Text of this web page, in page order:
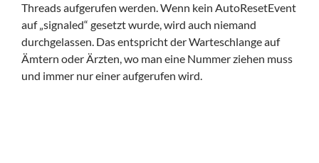
Threads aufgerufen werden. Wenn kein AutoResetEvent
auf „signaled“ gesetzt wurde, wird auch niemand
durchgelassen. Das entspricht der Warteschlange auf
Ämtern oder Ärzten, wo man eine Nummer ziehen muss
und immer nur einer aufgerufen wird.